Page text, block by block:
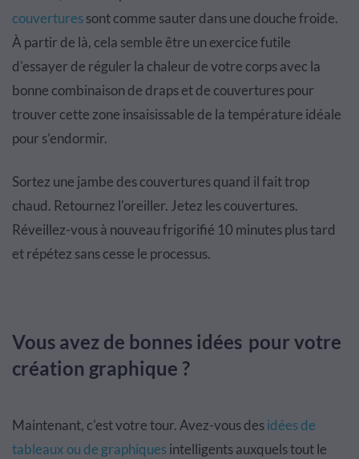
couverturessont comme sauter dans une douche froide.
À partir de là, cela semble être un exercice futile
d'essayer de réguler la chaleur de votre corps avec la
bonne combinaison de draps et de couvertures pour
trouver cette zone insaisissable de la température idéale
pour s’endormir.
Sortez une jambe des couvertures quand il fait trop
chaud. Retournez l'oreiller. Jetez les couvertures.
Réveillez-vous à nouveau frigorifié 10 minutes plus tard
et répétez sans cesse le processus.
Vous avez de bonnes idées pour votre
création graphique ?
Maintenant, c'est votre tour. Avez-vous desidées de
tableaux ou de graphiquesintelligents auxquels tout le